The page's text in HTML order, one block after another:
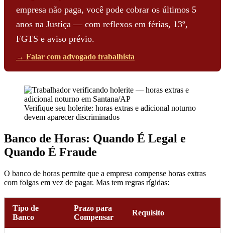
empresa não paga, você pode cobrar os últimos 5
anos na Justiça — com reflexos em férias, 13º,
FGTS e aviso prévio.
→ Falar com advogado trabalhista
Verifique seu holerite: horas extras e adicional noturno
devem aparecer discriminados
Banco de Horas: Quando É Legal e
Quando É Fraude
O banco de horas permite que a empresa compense horas extras
com folgas em vez de pagar. Mas tem regras rígidas:
Tipo de
Banco
Prazo para
Compensar
Requisito